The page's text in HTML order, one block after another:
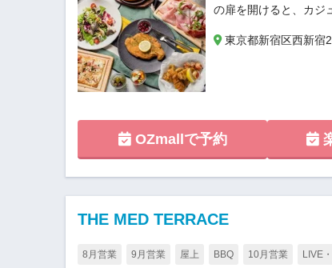
の扉を開けると、カジ
東京都新宿区西新宿
OZmallで予約
THE MED TERRACE
8月営業 9月営業 屋上 BBQ 10月営業 LIVE